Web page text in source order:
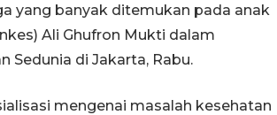
yang banyak ditemukan pada anak
Ali Ghufron Mukti dalam
Sedunia di Jakarta, Rabu.
mengenai masalah kesehatan